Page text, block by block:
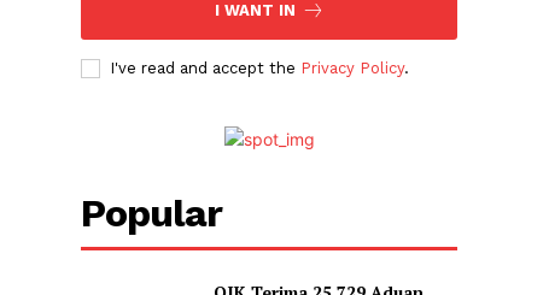
I WANT IN
I've read and accept the Privacy Policy.
Popular